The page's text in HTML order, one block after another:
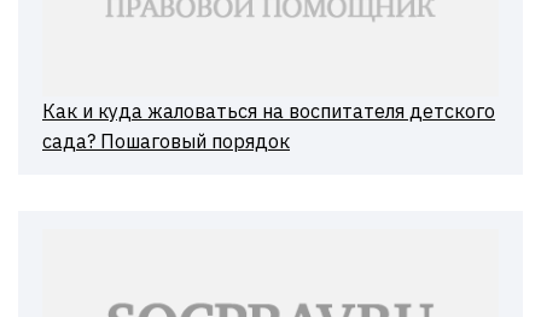
Как и куда жаловаться на воспитателя детского
сада? Пошаговый порядок